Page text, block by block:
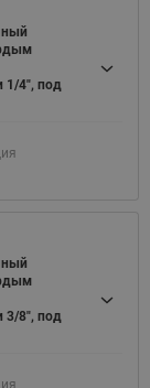
1/4", под
3/8", под